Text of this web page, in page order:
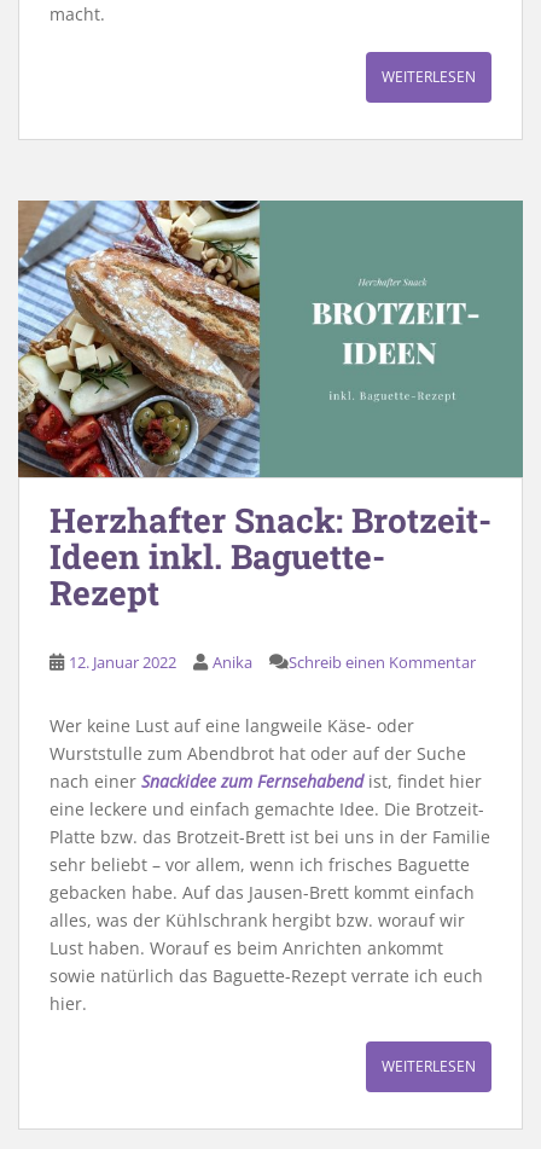
macht.
WEITERLESEN
Herzhafter Snack: Brotzeit-
Ideen inkl. Baguette-
Rezept
12. Januar 2022 Anika Schreib einen Kommentar
Wer keine Lust auf eine langweile Käse- oder
Wurststulle zum Abendbrot hat oder auf der Suche
nach einer Snackidee zum Fernsehabendist, findet hier
eine leckere und einfach gemachte Idee. Die Brotzeit-
Platte bzw. das Brotzeit-Brett ist bei uns in der Familie
sehr beliebt – vor allem, wenn ich frisches Baguette
gebacken habe. Auf das Jausen-Brett kommt einfach
alles, was der Kühlschrank hergibt bzw. worauf wir
Lust haben. Worauf es beim Anrichten ankommt
sowie natürlich das Baguette-Rezept verrate ich euch
hier.
WEITERLESEN